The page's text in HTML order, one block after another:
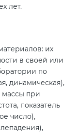
лет.
их
в своей или
по
динамическая),
массы при
показатель
число),